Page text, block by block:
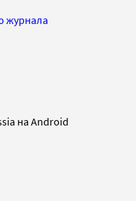
журнала
на Android